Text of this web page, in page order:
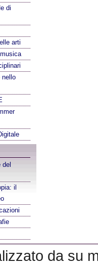
di
arti
nello
del
il
da su